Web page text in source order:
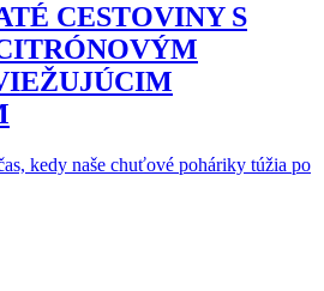
CESTOVINY S
kedy naše chuťové poháriky túžia po